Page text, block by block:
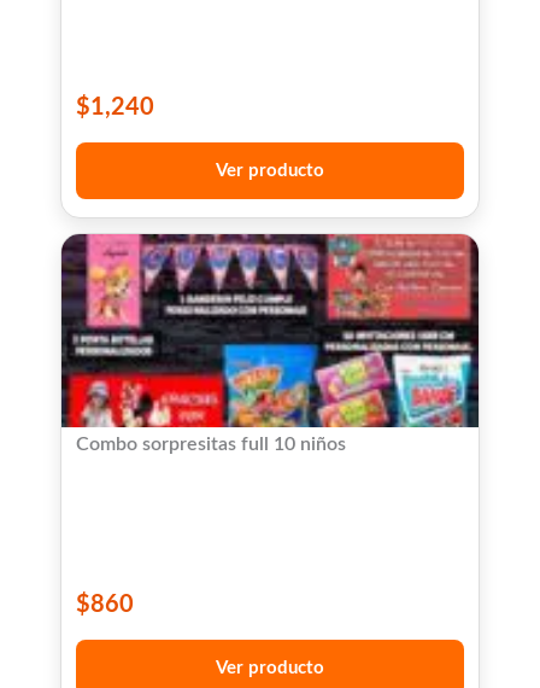
$1,240
Ver producto
Combo sorpresitas full 10 niños
$860
Ver producto